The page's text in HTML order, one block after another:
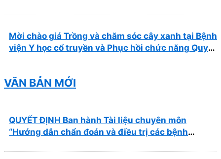
Mời chào giá Trồng và chăm sóc cây xanh tại Bệnh
viện Y học cổ truyền và Phục hồi chức năng Quy
VĂN BẢN MỚI
QUYẾT ĐỊNH Ban hành Tài liệu chuyên môn
“Hướng dẫn chẩn đoán và điều trị các bệnh